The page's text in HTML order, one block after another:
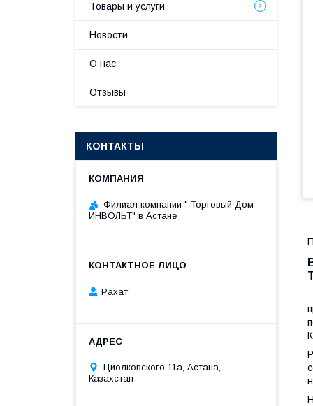
Товары и услуги
Новости
О нас
Отзывы
КОНТАКТЫ
Филиал компании " Торговый Дом
ИНВОЛЬТ" в Астане
Рахат
Циолковского 11а, Астана,
Казахстан